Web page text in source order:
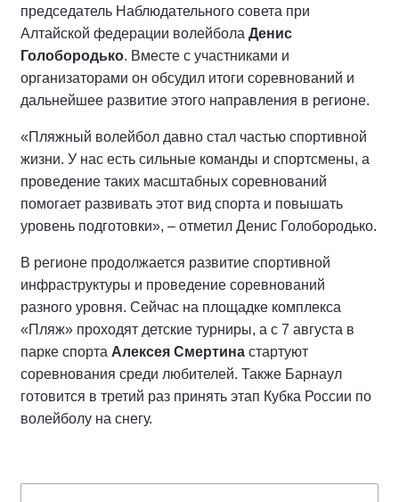
председатель Наблюдательного совета при
Алтайской федерации волейбола Денис
Голобородько. Вместе с участниками и
организаторами он обсудил итоги соревнований и
дальнейшее развитие этого направления в регионе.
«Пляжный волейбол давно стал частью спортивной
жизни. У нас есть сильные команды и спортсмены, а
проведение таких масштабных соревнований
помогает развивать этот вид спорта и повышать
уровень подготовки», – отметил Денис Голобородько.
В регионе продолжается развитие спортивной
инфраструктуры и проведение соревнований
разного уровня. Сейчас на площадке комплекса
«Пляж» проходят детские турниры, а с 7 августа в
парке спорта Алексея Смертина стартуют
соревнования среди любителей. Также Барнаул
готовится в третий раз принять этап Кубка России по
волейболу на снегу.